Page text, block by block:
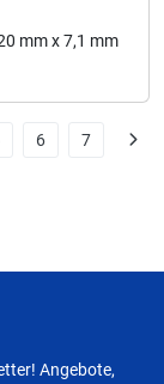
mm x 7,1 mm
6 7
Angebote,